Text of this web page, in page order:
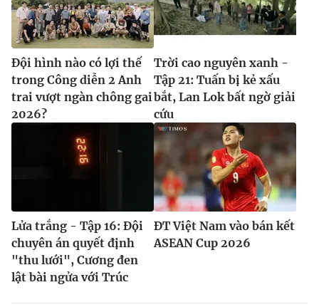
Đội hình nào có lợi thế
trong Công diễn 2 Anh
trai vượt ngàn chông gai
2026?
Trời cao nguyên xanh -
Tập 21: Tuấn bị kẻ xấu
bắt, Lan Lok bất ngờ giải
cứu
Lửa trắng - Tập 16: Đội
chuyên án quyết định
"thu lưới", Cương đen
lật bài ngửa với Trúc
ĐT Việt Nam vào bán kết
ASEAN Cup 2026